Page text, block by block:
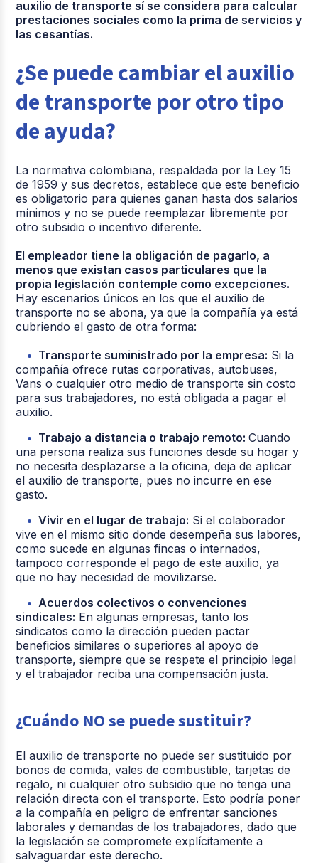
auxilio de transporte sí se considera para calcular
prestaciones sociales como la prima de servicios y
las cesantías.
¿Se puede cambiar el auxilio
de transporte por otro tipo
de ayuda?
La normativa colombiana, respaldada por la Ley 15
de 1959 y sus decretos, establece que este beneficio
es obligatorio para quienes ganan hasta dos salarios
mínimos y no se puede reemplazar libremente por
otro subsidio o incentivo diferente.
El empleador tiene la obligación de pagarlo, a
menos que existan casos particulares que la
propia legislación contemple como excepciones.
Hay escenarios únicos en los que el auxilio de
transporte no se abona, ya que la compañía ya está
cubriendo el gasto de otra forma:
Transporte suministrado por la empresa: Si la
compañía ofrece rutas corporativas, autobuses,
Vans o cualquier otro medio de transporte sin costo
para sus trabajadores, no está obligada a pagar el
auxilio.
Trabajo a distancia o trabajo remoto:Cuando
una persona realiza sus funciones desde su hogar y
no necesita desplazarse a la oficina, deja de aplicar
el auxilio de transporte, pues no incurre en ese
gasto.
Vivir en el lugar de trabajo: Si el colaborador
vive en el mismo sitio donde desempeña sus labores,
como sucede en algunas fincas o internados,
tampoco corresponde el pago de este auxilio, ya
que no hay necesidad de movilizarse.
Acuerdos colectivos o convenciones
sindicales: En algunas empresas, tanto los
sindicatos como la dirección pueden pactar
beneficios similares o superiores al apoyo de
transporte, siempre que se respete el principio legal
y el trabajador reciba una compensación justa.
¿Cuándo NO se puede sustituir?
El auxilio de transporte no puede ser sustituido por
bonos de comida, vales de combustible, tarjetas de
regalo, ni cualquier otro subsidio que no tenga una
relación directa con el transporte. Esto podría poner
a la compañía en peligro de enfrentar sanciones
laborales y demandas de los trabajadores, dado que
la legislación se compromete explícitamente a
salvaguardar este derecho.